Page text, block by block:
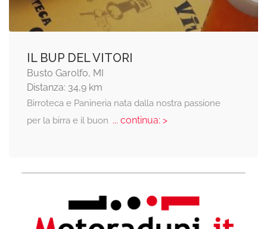
IL BUP DEL VITORI
Busto Garolfo, MI
Distanza: 34,9 km
Birroteca e Panineria nata dalla nostra passione
per la birra e il buon ... continua: >